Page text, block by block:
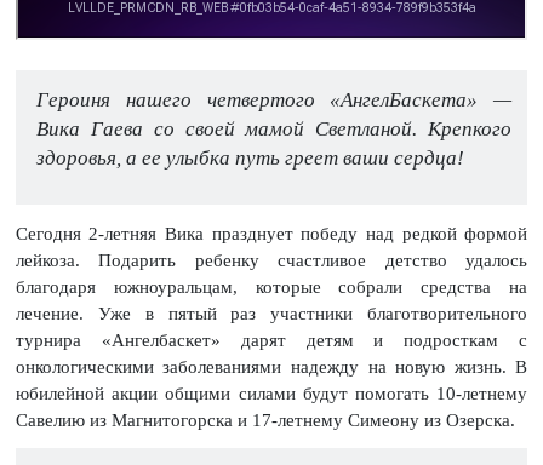
Героиня нашего четвертого «АнгелБаскета» —
Вика Гаева со своей мамой Светланой. Крепкого
здоровья, а ее улыбка путь греет ваши сердца!
Сегодня 2-летняя Вика празднует победу над редкой формой
лейкоза. Подарить ребенку счастливое детство удалось
благодаря южноуральцам, которые собрали средства на
лечение. Уже в пятый раз участники благотворительного
турнира «Ангелбаскет» дарят детям и подросткам с
онкологическими заболеваниями надежду на новую жизнь. В
юбилейной акции общими силами будут помогать 10-летнему
Савелию из Магнитогорска и 17-летнему Симеону из Озерска.